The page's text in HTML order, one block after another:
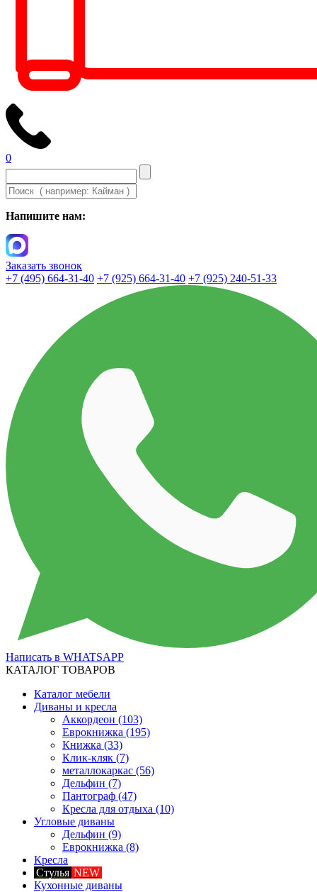
0
Напишите нам:
Заказать звонок
+7 (495) 664-31-40 +7 (925) 664-31-40 +7 (925) 240-51-33
Написать в WHATSAPP
КАТАЛОГ ТОВАРОВ
Каталог мебели
Диваны и кресла
Аккордеон (103)
Еврокнижка (195)
Книжка (33)
Клик-кляк (7)
металлокаркас (56)
Дельфин (7)
Пантограф (47)
Кресла для отдыха (10)
Угловые диваны
Дельфин (9)
Еврокнижка (8)
Кресла
Стулья NEW
Кухонные диваны